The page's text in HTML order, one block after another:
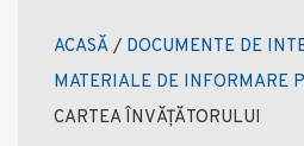
ACASĂ / DOCUMENTE DE
MATERIALE DE INFORMARE
CARTEA ÎNVĂȚĂTORULUI